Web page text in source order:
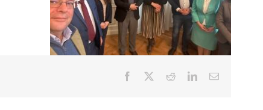
Facebook RedditLinkedInЕлектронна